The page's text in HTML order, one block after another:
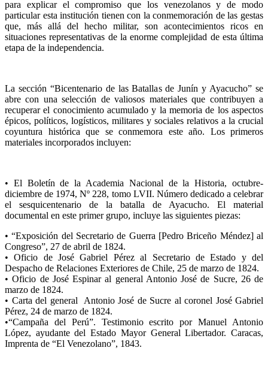
para explicar el compromiso que los venezolanos y de modo
particular esta institución tienen con la conmemoración de las gestas
que, más allá del hecho militar, son acontecimientos ricos en
situaciones representativas de la enorme complejidad de esta última
etapa de la independencia.
La sección “Bicentenario de las Batallas de Junín y Ayacucho” se
abre con una selección de valiosos materiales que contribuyen a
recuperar el conocimiento acumulado y la memoria de los aspectos
épicos, políticos, logísticos, militares y sociales relativos a la crucial
coyuntura histórica que se conmemora este año. Los primeros
materiales incorporados incluyen:
• El Boletín de la Academia Nacional de la Historia, octubre-
diciembre de 1974, Nº 228, tomo LVII. Número dedicado a celebrar
el sesquicentenario de la batalla de Ayacucho. El material
documental en este primer grupo, incluye las siguientes piezas:
• “Exposición del Secretario de Guerra [Pedro Briceño Méndez] al
Congreso”, 27 de abril de 1824.
• Oficio de José Gabriel Pérez al Secretario de Estado y del
Despacho de Relaciones Exteriores de Chile, 25 de marzo de 1824.
• Oficio de José Espinar al general Antonio José de Sucre, 26 de
marzo de 1824.
• Carta del general Antonio José de Sucre al coronel José Gabriel
Pérez, 24 de marzo de 1824.
•“Campaña del Perú”. Testimonio escrito por Manuel Antonio
López, ayudante del Estado Mayor General Libertador. Caracas,
Imprenta de “El Venezolano”, 1843.